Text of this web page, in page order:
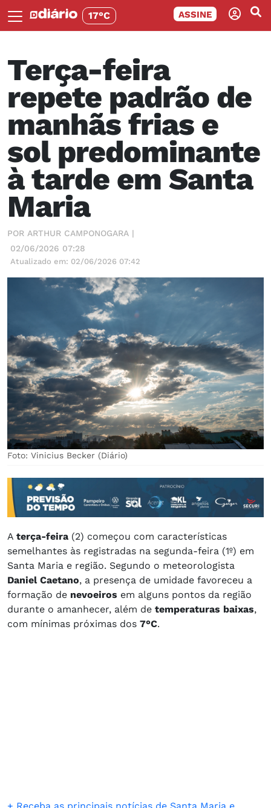
17°C ASSINE
Terça-feira
repete padrão de
manhãs frias e
sol predominante
à tarde em Santa
Maria
POR ARTHUR CAMPONOGARA |
02/06/2026 07:28
Atualizado em: 02/06/2026 07:42
Foto: Vinicius Becker (Diário)
A terça-feira (2) começou com características
semelhantes às registradas na segunda-feira (1º) em
Santa Maria e região. Segundo o meteorologista
Daniel Caetano, a presença de umidade favoreceu a
formação de nevoeiros em alguns pontos da região
durante o amanhecer, além de temperaturas baixas,
com mínimas próximas dos 7°C.
+ Receba as principais notícias de Santa Maria e